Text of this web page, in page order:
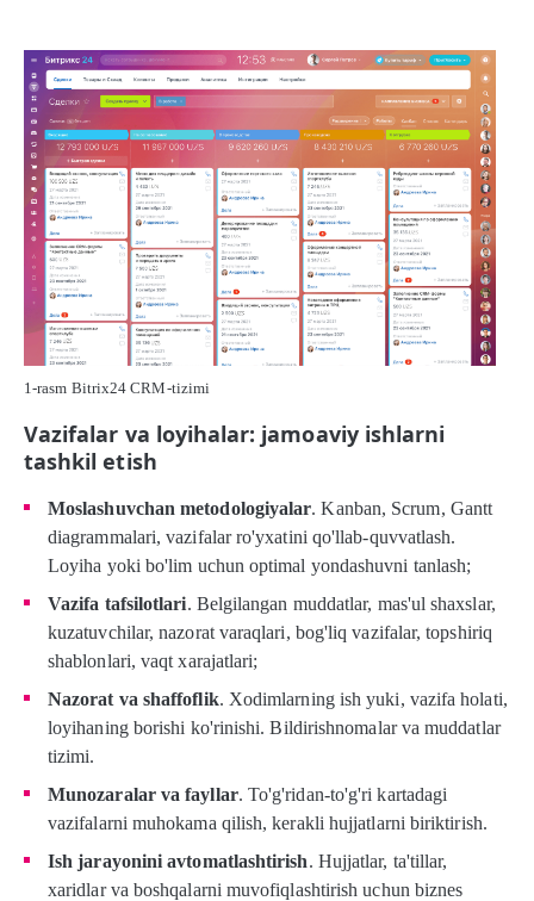
1-rasm Bitrix24 CRM-tizimi
Vazifalar va loyihalar: jamoaviy ishlarni
tashkil etish
Moslashuvchan metodologiyalar. Kanban, Scrum, Gantt
diagrammalari, vazifalar ro'yxatini qo'llab-quvvatlash.
Loyiha yoki bo'lim uchun optimal yondashuvni tanlash;
Vazifa tafsilotlari. Belgilangan muddatlar, mas'ul shaxslar,
kuzatuvchilar, nazorat varaqlari, bog'liq vazifalar, topshiriq
shablonlari, vaqt xarajatlari;
Nazorat va shaffoflik. Xodimlarning ish yuki, vazifa holati,
loyihaning borishi ko'rinishi. Bildirishnomalar va muddatlar
tizimi.
Munozaralar va fayllar. To'g'ridan-to'g'ri kartadagi
vazifalarni muhokama qilish, kerakli hujjatlarni biriktirish.
Ish jarayonini avtomatlashtirish. Hujjatlar, ta'tillar,
xaridlar va boshqalarni muvofiqlashtirish uchun biznes